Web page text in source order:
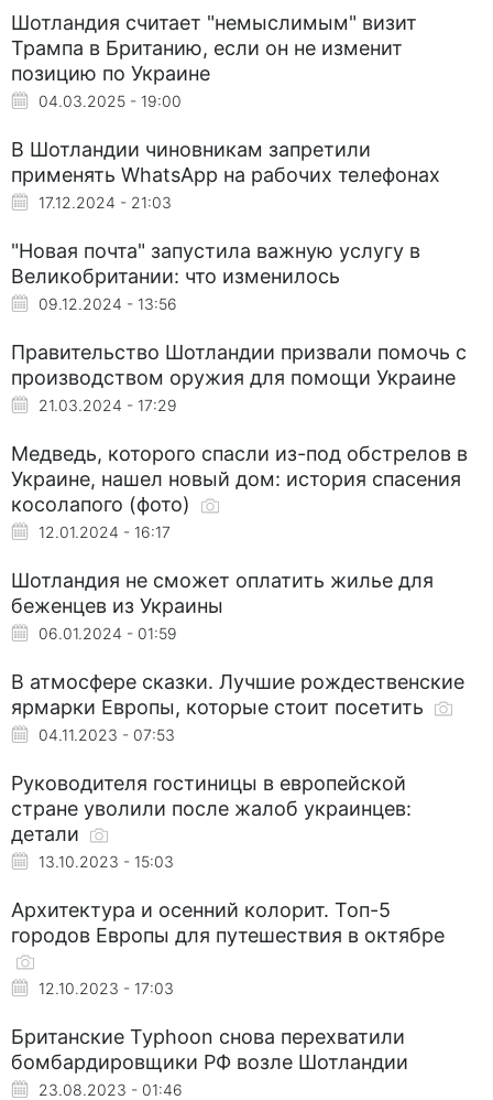
Шотландия считает "немыслимым" визит
Трампа в Британию, если он не изменит
позицию по Украине
04.03.2025 - 19:00
В Шотландии чиновникам запретили
применять WhatsApp на рабочих телефонах
17.12.2024 - 21:03
"Новая почта" запустила важную услугу в
Великобритании: что изменилось
09.12.2024 - 13:56
Правительство Шотландии призвали помочь с
производством оружия для помощи Украине
21.03.2024 - 17:29
Медведь, которого спасли из-под обстрелов в
Украине, нашел новый дом: история спасения
косолапого (фото)
12.01.2024 - 16:17
Шотландия не сможет оплатить жилье для
беженцев из Украины
06.01.2024 - 01:59
В атмосфере сказки. Лучшие рождественские
ярмарки Европы, которые стоит посетить
04.11.2023 - 07:53
Руководителя гостиницы в европейской
стране уволили после жалоб украинцев:
детали
13.10.2023 - 15:03
Архитектура и осенний колорит. Топ-5
городов Европы для путешествия в октябре
12.10.2023 - 17:03
Британские Typhoon снова перехватили
бомбардировщики РФ возле Шотландии
23.08.2023 - 01:46